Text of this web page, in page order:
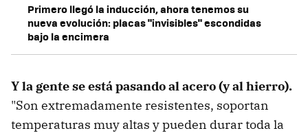
Primero llegó la inducción, ahora tenemos su
nueva evolución: placas "invisibles" escondidas
bajo la encimera
Y la gente se está pasando al acero (y al hierro).
"Son extremadamente resistentes, soportan
temperaturas muy altas y pueden durar toda la